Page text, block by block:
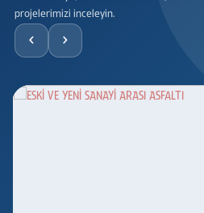
projelerimizi inceleyin.
‹ ›